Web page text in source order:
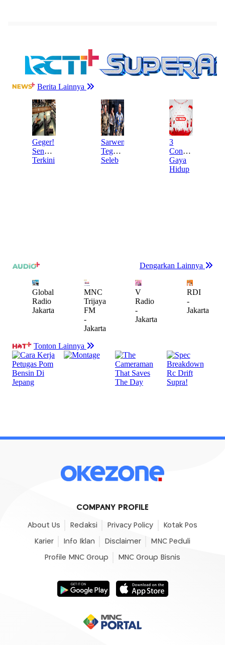
COMPANY PROFILE
About Us Redaksi Privacy Policy Kotak Pos
Karier Info Iklan Disclaimer MNC Peduli
Profile MNC Group MNC Group Bisnis